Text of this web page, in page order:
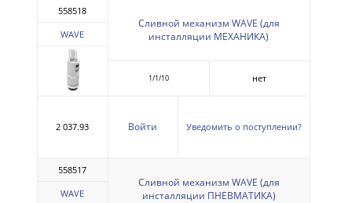
558518
WAVE
Сливной механизм WAVE (для
инсталляции МЕХАНИКА)
1/1/10 нет
2 037.93 Войти Уведомить о поступлении?
558517
WAVE
Сливной механизм WAVE (для
инсталляции ПНЕВМАТИКА)